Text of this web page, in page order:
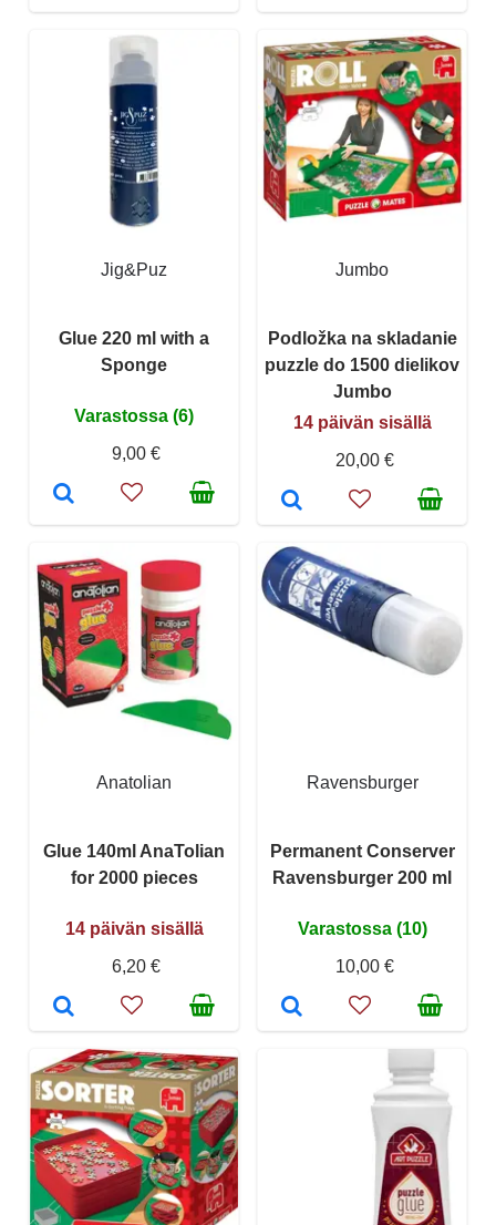
Jig&Puz
Glue 220 ml with a
Sponge
Varastossa (6)
9,00 €
Jumbo
Podložka na skladanie
puzzle do 1500 dielikov
Jumbo
14 päivän sisällä
20,00 €
Anatolian
Glue 140ml AnaTolian
for 2000 pieces
14 päivän sisällä
6,20 €
Ravensburger
Permanent Conserver
Ravensburger 200 ml
Varastossa (10)
10,00 €